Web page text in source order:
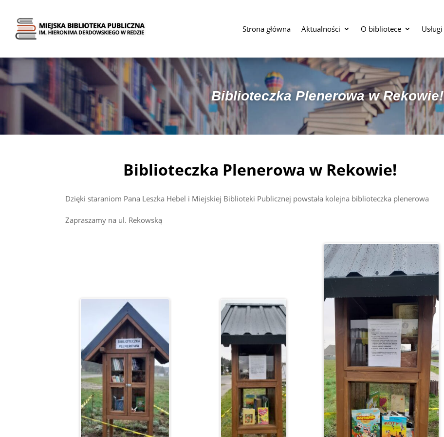
Strona główna Aktualności O bibliotece Usługi
Biblioteczka Plenerowa w Rekowie!
Biblioteczka Plenerowa w Rekowie!
Dzięki staraniom Pana Leszka Hebel i Miejskiej Biblioteki Publicznej powstała kolejna biblioteczka plenerowa
Zapraszamy na ul. Rekowską